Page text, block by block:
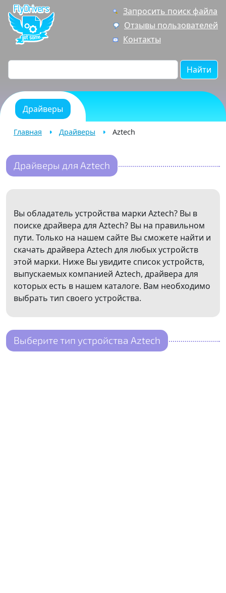
Запросить поиск файла
Отзывы пользователей
Контакты
Найти
Драйверы
Главная Драйверы Aztech
Драйверы для Aztech
Вы обладатель устройства марки Aztech? Вы в
поиске драйвера для Aztech? Вы на правильном
пути. Только на нашем сайте Вы сможете найти и
скачать драйвера Aztech для любых устройств
этой марки. Ниже Вы увидите список устройств,
выпускаемых компанией Aztech, драйвера для
которых есть в нашем каталоге. Вам необходимо
выбрать тип своего устройства.
Выберите тип устройства Aztech